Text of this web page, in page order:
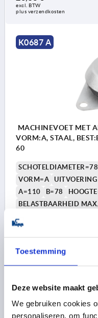
Toestemming
Deze website maakt
We gebruiken cookies
personaliseren, om
excl. BTW
plus verzendkosten
K0687 A
MACHINEVOET MET
VORM:A, STAAL,
60
SCHOTELDIAMETER=78
VORM=A
A=110
B=78
BELASTBAARHEID
Bestelnummer:
excl. BTW
K0687 A